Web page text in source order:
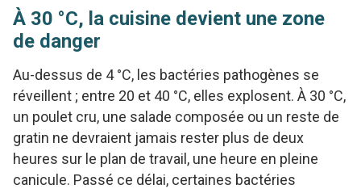
À 30 °C, la cuisine devient une zone
de danger
Au-dessus de 4 °C, les bactéries pathogènes se
réveillent ; entre 20 et 40 °C, elles explosent. À 30 °C,
un poulet cru, une salade composée ou un reste de
gratin ne devraient jamais rester plus de deux
heures sur le plan de travail, une heure en pleine
canicule. Passé ce délai, certaines bactéries